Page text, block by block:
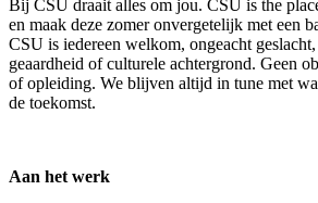
Bij CSU draait alles om jou. CSU is the
en maak deze zomer onvergetelijk met een
CSU is iedereen welkom, ongeacht
geaardheid of culturele achtergrond. Geen
of opleiding. We blijven altijd in tune met
de toekomst.
Aan het werk